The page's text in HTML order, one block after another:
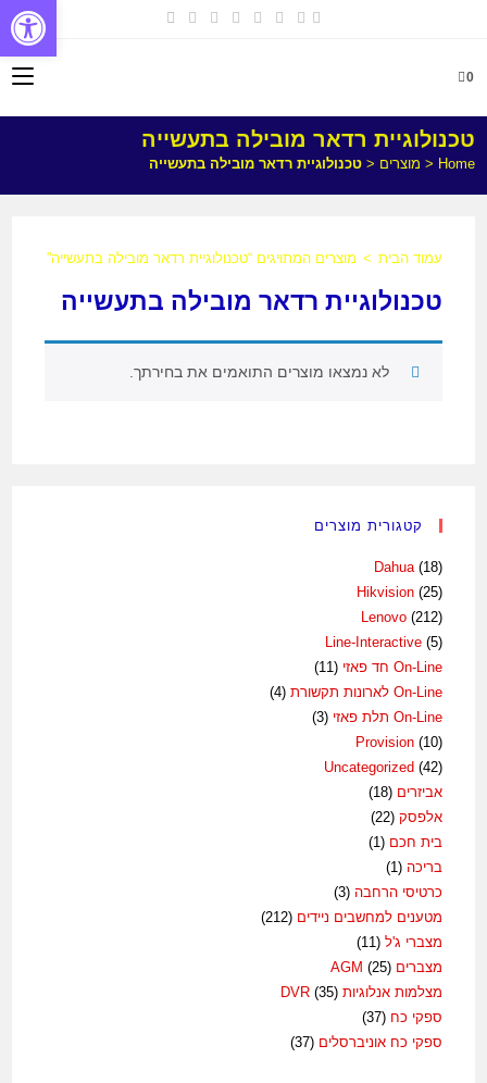
0
טכנולוגיית רדאר מובילה בתעשייה
Home
< מוצרים <טכנולוגיית רדאר מובילה בתעשייה
עמוד הבית > מוצרים המתויגים “טכנולוגיית רדאר מובילה בתעשייה”
טכנולוגיית רדאר מובילה בתעשייה
לא נמצאו מוצרים התואמים את בחירתך.
קטגורית מוצרים
Dahua (18)
Hikvision (25)
Lenovo (212)
Line-Interactive (5)
On-Line חד פאזי
(11)
On-Line לארונות תקשורת
(4)
On-Line תלת פאזי
(3)
Provision (10)
Uncategorized (42)
אביזרים (18)
אלפסק (22)
בית חכם (1)
בריכה (1)
כרטיסי הרחבה (3)
מטענים למחשבים ניידים (212)
מצברי ג'ל (11)
מצברים AGM(25)
מצלמות אנלוגיות DVR(35)
ספקי כח (37)
ספקי כח אוניברסלים (37)